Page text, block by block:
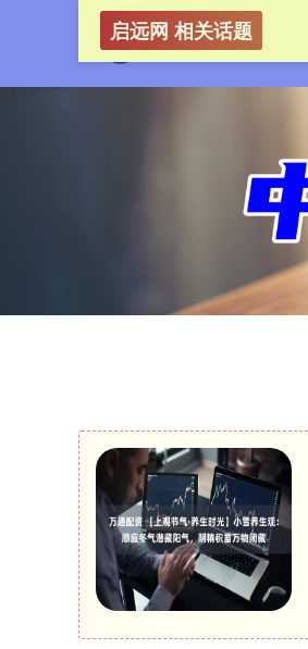
启远网 相关话题